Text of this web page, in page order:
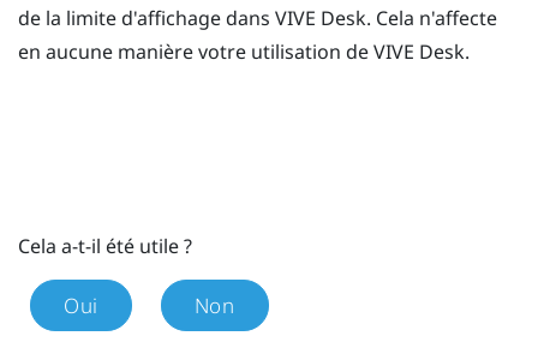
de la limite d'affichage dans VIVE Desk. Cela n'affecte
en aucune manière votre utilisation deVIVE Desk.
Cela a-t-il été utile ?
Oui Non